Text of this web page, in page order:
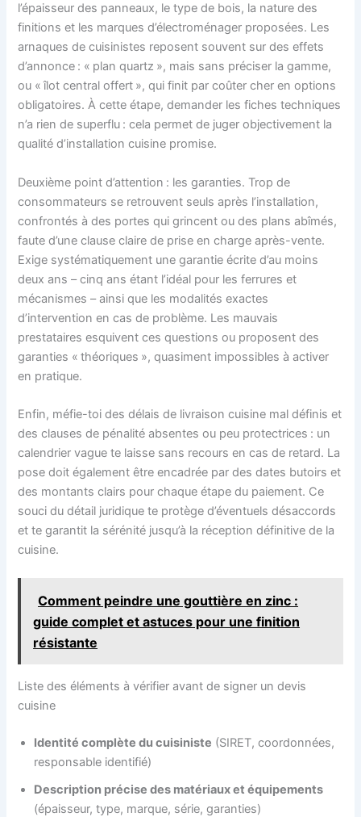
l’épaisseur des panneaux, le type de bois, la nature des
finitions et les marques d’électroménager proposées. Les
arnaques de cuisinistes reposent souvent sur des effets
d’annonce : « plan quartz », mais sans préciser la gamme,
ou « îlot central offert », qui finit par coûter cher en options
obligatoires. À cette étape, demander les fiches techniques
n’a rien de superflu : cela permet de juger objectivement la
qualité d’installation cuisine promise.
Deuxième point d’attention : les garanties. Trop de
consommateurs se retrouvent seuls après l’installation,
confrontés à des portes qui grincent ou des plans abîmés,
faute d’une clause claire de prise en charge après-vente.
Exige systématiquement une garantie écrite d’au moins
deux ans – cinq ans étant l’idéal pour les ferrures et
mécanismes – ainsi que les modalités exactes
d’intervention en cas de problème. Les mauvais
prestataires esquivent ces questions ou proposent des
garanties « théoriques », quasiment impossibles à activer
en pratique.
Enfin, méfie-toi des délais de livraison cuisine mal définis et
des clauses de pénalité absentes ou peu protectrices : un
calendrier vague te laisse sans recours en cas de retard. La
pose doit également être encadrée par des dates butoirs et
des montants clairs pour chaque étape du paiement. Ce
souci du détail juridique te protège d’éventuels désaccords
et te garantit la sérénité jusqu’à la réception définitive de la
cuisine.
Comment peindre une gouttière en zinc :
guide complet et astuces pour une finition
résistante
Liste des éléments à vérifier avant de signer un devis
cuisine
Identité complète du cuisiniste (SIRET, coordonnées,
responsable identifié)
Description précise des matériaux et équipements
(épaisseur, type, marque, série, garanties)